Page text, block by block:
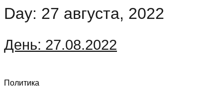
Day: 27 августа, 2022
День: 27.08.2022
Политика